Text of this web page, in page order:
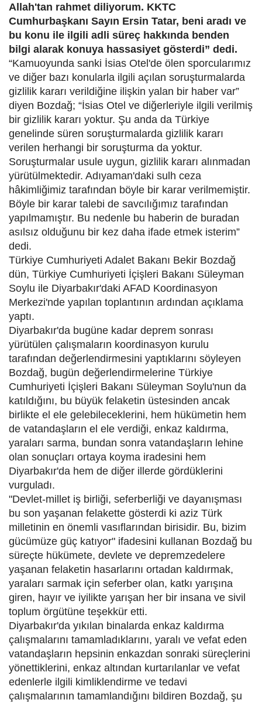
Allah'tan rahmet diliyorum. KKTC
Cumhurbaşkanı Sayın Ersin Tatar, beni aradı ve
bu konu ile ilgili adli süreç hakkında benden
bilgi alarak konuya hassasiyet gösterdi” dedi.
“Kamuoyunda sanki İsias Otel'de ölen sporcularımız
ve diğer bazı konularla ilgili açılan soruşturmalarda
gizlilik kararı verildiğine ilişkin yalan bir haber var”
diyen Bozdağ; “İsias Otel ve diğerleriyle ilgili verilmiş
bir gizlilik kararı yoktur. Şu anda da Türkiye
genelinde süren soruşturmalarda gizlilik kararı
verilen herhangi bir soruşturma da yoktur.
Soruşturmalar usule uygun, gizlilik kararı alınmadan
yürütülmektedir. Adıyaman'daki sulh ceza
hâkimliğimiz tarafından böyle bir karar verilmemiştir.
Böyle bir karar talebi de savcılığımız tarafından
yapılmamıştır. Bu nedenle bu haberin de buradan
asılsız olduğunu bir kez daha ifade etmek isterim”
dedi.
Türkiye Cumhuriyeti Adalet Bakanı Bekir Bozdağ
dün, Türkiye Cumhuriyeti İçişleri Bakanı Süleyman
Soylu ile Diyarbakır'daki AFAD Koordinasyon
Merkezi'nde yapılan toplantının ardından açıklama
yaptı.
Diyarbakır'da bugüne kadar deprem sonrası
yürütülen çalışmaların koordinasyon kurulu
tarafından değerlendirmesini yaptıklarını söyleyen
Bozdağ, bugün değerlendirmelerine Türkiye
Cumhuriyeti İçişleri Bakanı Süleyman Soylu'nun da
katıldığını, bu büyük felaketin üstesinden ancak
birlikte el ele gelebileceklerini, hem hükümetin hem
de vatandaşların el ele verdiği, enkaz kaldırma,
yaraları sarma, bundan sonra vatandaşların lehine
olan sonuçları ortaya koyma iradesini hem
Diyarbakır'da hem de diğer illerde gördüklerini
vurguladı.
"Devlet-millet iş birliği, seferberliği ve dayanışması
bu son yaşanan felakette gösterdi ki aziz Türk
milletinin en önemli vasıflarından birisidir. Bu, bizim
gücümüze güç katıyor" ifadesini kullanan Bozdağ bu
süreçte hükümete, devlete ve depremzedelere
yaşanan felaketin hasarlarını ortadan kaldırmak,
yaraları sarmak için seferber olan, katkı yarışına
giren, hayır ve iyilikte yarışan her bir insana ve sivil
toplum örgütüne teşekkür etti.
Diyarbakır'da yıkılan binalarda enkaz kaldırma
çalışmalarını tamamladıklarını, yaralı ve vefat eden
vatandaşların hepsinin enkazdan sonraki süreçlerini
yönettiklerini, enkaz altından kurtarılanlar ve vefat
edenlerle ilgili kimliklendirme ve tedavi
çalışmalarının tamamlandığını bildiren Bozdağ, şu